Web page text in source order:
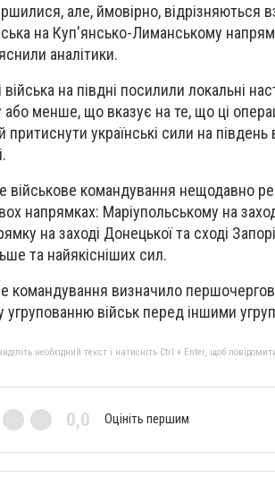
але, ймовірно, відрізняються
на Куп'янсько-Лиманському
аналітики.
на півдні посилили локальні
або менше, що вказує на те, що ці
притиснути українські сили на південь
військове командування нещодавно
напрямках: Маріупольському на
на заході Донецької та сході
та найякісніших сил.
командування визначило
угрупованню військ перед іншими
необхідний текст і натисніть Ctrl + Enter, щоб
0,0 Оцініть першим